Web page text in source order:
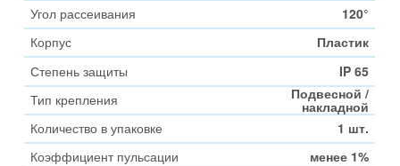
Угол рассеивания
120°
Корпус
Пластик
Степень защиты
IP 65
Тип крепления
Подвесной /
накладной
Количество в упаковке
1 шт.
Коэффициент пульсации
менее 1%